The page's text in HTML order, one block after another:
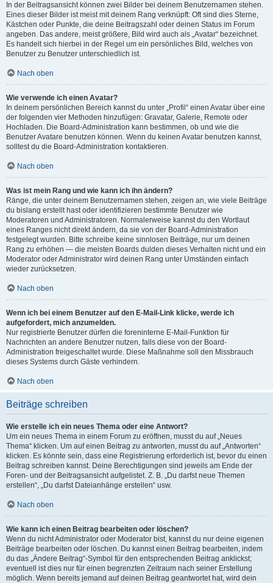
In der Beitragsansicht können zwei Bilder bei deinem Benutzernamen stehen.
Eines dieser Bilder ist meist mit deinem Rang verknüpft: Oft sind dies Sterne,
Kästchen oder Punkte, die deine Beitragszahl oder deinen Status im Forum
angeben. Das andere, meist größere, Bild wird auch als „Avatar“ bezeichnet.
Es handelt sich hierbei in der Regel um ein persönliches Bild, welches von
Benutzer zu Benutzer unterschiedlich ist.
Nach oben
Wie verwende ich einen Avatar?
In deinem persönlichen Bereich kannst du unter „Profil“ einen Avatar über eine
der folgenden vier Methoden hinzufügen: Gravatar, Galerie, Remote oder
Hochladen. Die Board-Administration kann bestimmen, ob und wie die
Benutzer Avatare benutzen können. Wenn du keinen Avatar benutzen kannst,
solltest du die Board-Administration kontaktieren.
Nach oben
Was ist mein Rang und wie kann ich ihn ändern?
Ränge, die unter deinem Benutzernamen stehen, zeigen an, wie viele Beiträge
du bislang erstellt hast oder identifizieren bestimmte Benutzer wie
Moderatoren und Administratoren. Normalerweise kannst du den Wortlaut
eines Ranges nicht direkt ändern, da sie von der Board-Administration
festgelegt wurden. Bitte schreibe keine sinnlosen Beiträge, nur um deinen
Rang zu erhöhen — die meisten Boards dulden dieses Verhalten nicht und ein
Moderator oder Administrator wird deinen Rang unter Umständen einfach
wieder zurücksetzen.
Nach oben
Wenn ich bei einem Benutzer auf den E-Mail-Link klicke, werde ich
aufgefordert, mich anzumelden.
Nur registrierte Benutzer dürfen die foreninterne E-Mail-Funktion für
Nachrichten an andere Benutzer nutzen, falls diese von der Board-
Administration freigeschaltet wurde. Diese Maßnahme soll den Missbrauch
dieses Systems durch Gäste verhindern.
Nach oben
Beiträge schreiben
Wie erstelle ich ein neues Thema oder eine Antwort?
Um ein neues Thema in einem Forum zu eröffnen, musst du auf „Neues
Thema“ klicken. Um auf einen Beitrag zu antworten, musst du auf „Antworten“
klicken. Es könnte sein, dass eine Registrierung erforderlich ist, bevor du einen
Beitrag schreiben kannst. Deine Berechtigungen sind jeweils am Ende der
Foren- und der Beitragsansicht aufgelistet. Z. B. „Du darfst neue Themen
erstellen“, „Du darfst Dateianhänge erstellen“ usw.
Nach oben
Wie kann ich einen Beitrag bearbeiten oder löschen?
Wenn du nicht Administrator oder Moderator bist, kannst du nur deine eigenen
Beiträge bearbeiten oder löschen. Du kannst einen Beitrag bearbeiten, indem
du das „Ändere Beitrag“-Symbol für den entsprechenden Beitrag anklickst;
eventuell ist dies nur für einen begrenzten Zeitraum nach seiner Erstellung
möglich. Wenn bereits jemand auf deinen Beitrag geantwortet hat, wird dein